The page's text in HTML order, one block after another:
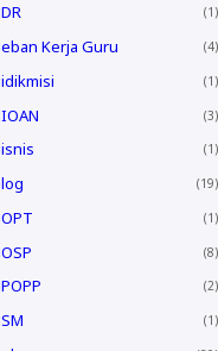
1
Kerja Guru 4
1
3
1
19
1
8
2
1